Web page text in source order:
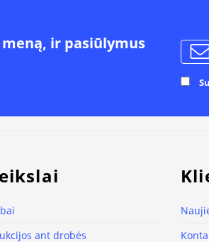
ir pasiūlymus
ant drobės